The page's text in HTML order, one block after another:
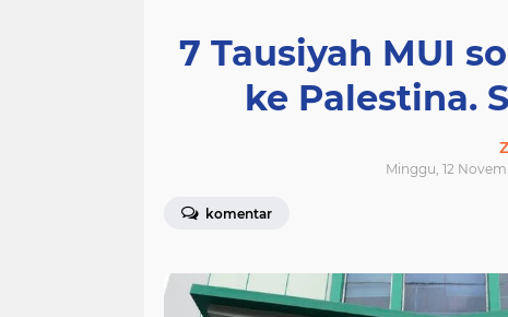
7 Tausiyah MUI
ke Palestina.
Minggu, 12
komentar